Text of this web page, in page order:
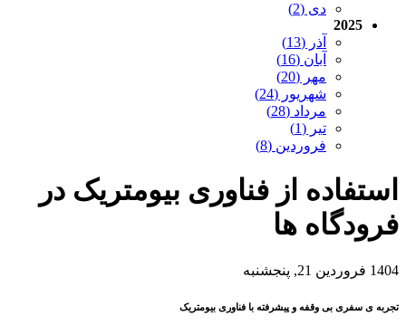
دی (2)
2025
آذر (13)
آبان (16)
مهر (20)
شهریور (24)
مرداد (28)
تیر (1)
فروردین (8)
استفاده از فناوری بیومتریک در
فرودگاه ها
1404 فروردین 21, پنجشنبه
تجربه ی سفری بی وقفه و پیشرفته با فناوری بیومتریک